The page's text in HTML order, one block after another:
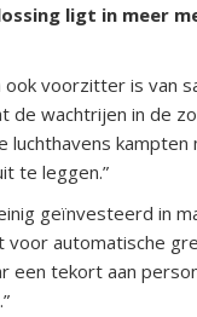
ligt in meer
ook voorzitter is van
de wachtrijen in de
luchthavens
te leggen.”
geïnvesteerd in
automatische
een tekort aan